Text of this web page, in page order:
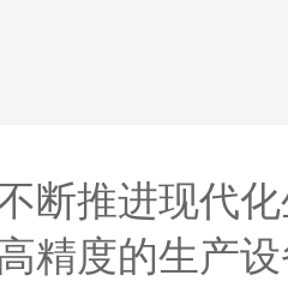
断推进现代
精度的生产